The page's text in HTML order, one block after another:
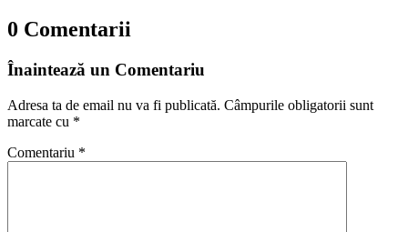
0 Comentarii
Înaintează un Comentariu
Adresa ta de email nu va fi publicată. Câmpurile obligatorii sunt
marcate cu *
Comentariu *